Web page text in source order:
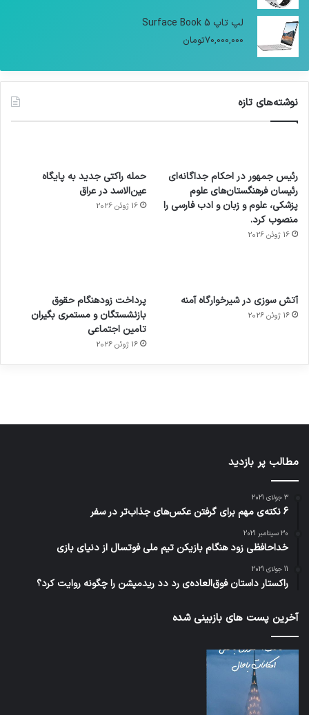
لپ تاپ Surface Book 5
70,000,000تومان
نوشته‌های تازه
رئیس جمهور در احکام جداگانه‌ای
رئیسان فرهنگستان‌های علوم
پزشکی، علوم و زبان و ادب فارسی را
منصوب کرد.
16 ژوئن 2026
حمله راکتی جدید به پایگاه
عین‌الاسد در عراق
16 ژوئن 2026
آتش سوزی در شیرخوارگاه آمنه
16 ژوئن 2026
پرداخت زودهنگام حقوق
بازنشستگان و مستمری بگیران
تامین اجتماعی
16 ژوئن 2026
برای
کشف
توسط
مجازی
…
ساعت
هوشمند
با طعم
توسط
ژاکت
در
های
2023
توسط
مطالب پر بازدید
3 جولای 2021
6 نکته‌ی مهم برای گرفتن عکس‌های جذاب‌تر در سفر
30 سپتامبر 2021
خداحافظی زود هنگام بازیکن تیم ملی فوتسال از دنیای بازی
11 جولای 2021
راکستار داستان فوق‌العاده‌ی رد دد ریدمپشن را چگونه روایت کرد؟
آخرین پست های بازبینی شده